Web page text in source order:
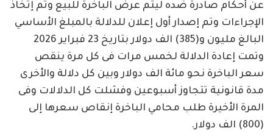
عن أحكام صادرة ضده ليتم عرض الباخرة للبيع وتم إتخاذ
الإجراءات وتم إصدار أول إعلان للدلالة بالمبلغ الأساسي
البالغ مليون و(385) الف دولار بتاريخ 23 فبراير 2026
وتمت إعادة الدلالة لخمس مرات فى كل مرة ينقص
سعر الباخرة نحو مائة الف دولار وبين كل دلالة والأخرى
مدة قانونية تتجاوز أسبوعين وفشلت كل الدلالات وفى
المرة الأخيرة طلب محامي الباخرة إنقاص سعرها إلى
(800) الف دولار.